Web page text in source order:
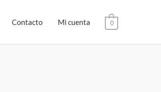
Contacto Mi cuenta 0